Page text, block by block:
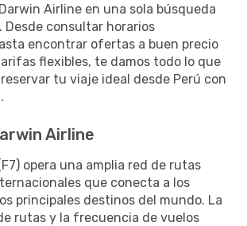
Airline en una sola búsqueda
Desde consultar horarios
encontrar ofertas a buen precio
flexibles, te damos todo lo que
tu viaje ideal desde Perú con
Airline
opera una amplia red de rutas
que conecta a los
principales destinos del mundo. La
rutas y la frecuencia de vuelos